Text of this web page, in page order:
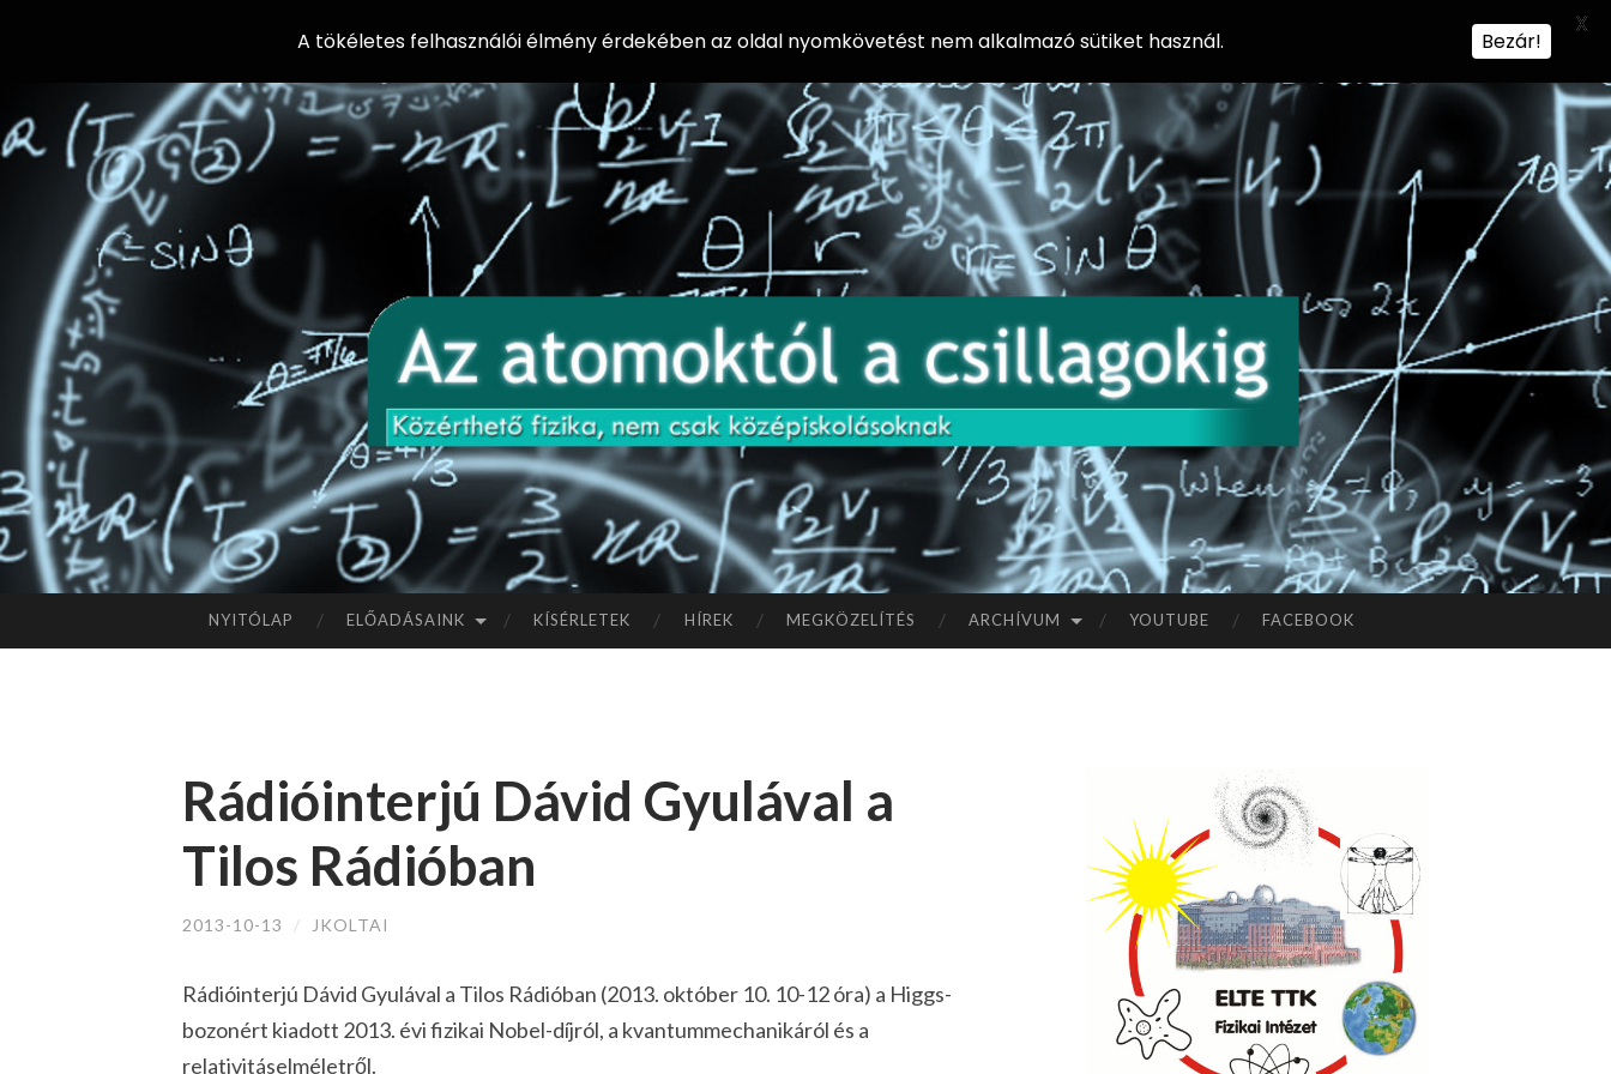
AZ
AT
OM
OK
TÓ
L A
AG
Előadássorozat
középiskolásoknak
az ELTE
Természettudományi
Kar Fizikai
Intézetében
A
NYITÓLAP ELŐADÁSAINK KÍSÉRLETEK HÍREK MEGKÖZELÍTÉS ARCHÍVUM YOUTUBE FACEBOOK
Rádióinterjú Dávid Gyulával a
Tilos Rádióban
2013-10-13 / JKOLTAI
Rádióinterjú Dávid Gyulával a Tilos Rádióban (2013. október 10. 10-12 óra) a Higgs-
bozonért kiadott 2013. évi fizikai Nobel-díjról, a kvantummechanikáról és a
relativitáselméletről.
A tökéletes felhasználói élmény érdekében az oldal nyomkövetést nem alkalmazó sütiket használ. Bezár!
X